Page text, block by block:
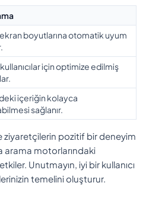
ekran boyutlarına otomatik uyum
için optimize edilmiş
içeriğin kolayca
sağlanır.
ziyaretçilerin pozitif bir deneyim
arama motorlarındaki
Unutmayın, iyi bir kullanıcı
temelini oluşturur.